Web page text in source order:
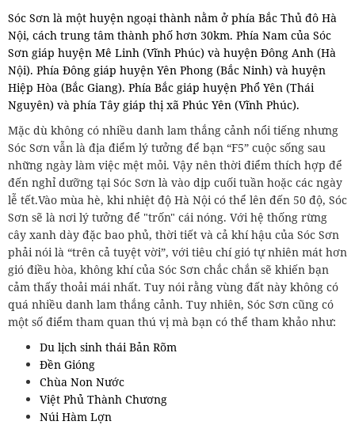
Sóc Sơn là một huyện ngoại thành nằm ở phía Bắc Thủ đô Hà
Nội, cách trung tâm thành phố hơn 30km. Phía Nam của Sóc
Sơn giáp huyện Mê Linh (Vĩnh Phúc) và huyện Đông Anh (Hà
Nội). Phía Đông giáp huyện Yên Phong (Bắc Ninh) và huyện
Hiệp Hòa (Bắc Giang). Phía Bắc giáp huyện Phổ Yên (Thái
Nguyên) và phía Tây giáp thị xã Phúc Yên (Vĩnh Phúc).
Mặc dù không có nhiều danh lam thắng cảnh nổi tiếng nhưng
Sóc Sơn vẫn là địa điểm lý tưởng để bạn “F5” cuộc sống sau
những ngày làm việc mệt mỏi. Vậy nên thời điểm thích hợp để
đến nghỉ dưỡng tại Sóc Sơn là vào dịp cuối tuần hoặc các ngày
lễ tết.Vào mùa hè, khi nhiệt độ Hà Nội có thể lên đến 50 độ, Sóc
Sơn sẽ là nơi lý tưởng để "trốn" cái nóng. Với hệ thống rừng
cây xanh dày đặc bao phủ, thời tiết và cả khí hậu của Sóc Sơn
phải nói là “trên cả tuyệt vời”, với tiêu chí gió tự nhiên mát hơn
gió điều hòa, không khí của Sóc Sơn chắc chắn sẽ khiến bạn
cảm thấy thoải mái nhất. Tuy nói rằng vùng đất này không có
quá nhiều danh lam thắng cảnh. Tuy nhiên, Sóc Sơn cũng có
một số điểm tham quan thú vị mà bạn có thể tham khảo như:
Du lịch sinh thái Bản Rõm
Đền Gióng
Chùa Non Nước
Việt Phủ Thành Chương
Núi Hàm Lợn